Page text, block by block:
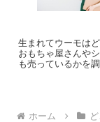
生まれてウーモは
おもちゃ屋さんや
も売っているかを
ホーム